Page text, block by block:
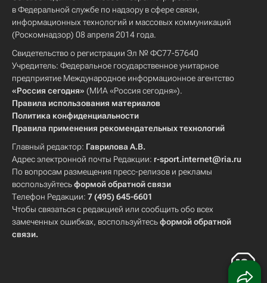
в Федеральной службе по надзору в сфере связи,
информационных технологий и массовых коммуникаций
(Роскомнадзор) 08 апреля 2014 года.
Свидетельство о регистрации Эл № ФС77-57640
Учредитель: Федеральное государственное унитарное
предприятие Международное информационное агентство
«Россия сегодня» (МИА «Россия сегодня»).
Правила использования материалов
Политика конфиденциальности
Правила применения рекомендательных технологий
Главный редактор: Гаврилова А.В.
Адрес электронной почты Редакции: r-sport.internet@ria.ru
По вопросам размещения пресс-релизов и рекламы
воспользуйтесьформой обратной связи
Телефон Редакции: 7 (495) 645-6601
Чтобы связаться с редакцией или сообщить обо всех
замеченных ошибках, воспользуйтесьформой обратной
связи.